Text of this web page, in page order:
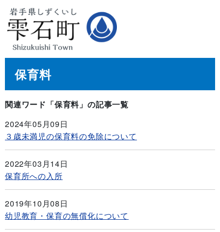
保育料
関連ワード「保育料」の記事一覧
2024年05月09日
３歳未満児の保育料の免除について
2022年03月14日
保育所への入所
2019年10月08日
幼児教育・保育の無償化について